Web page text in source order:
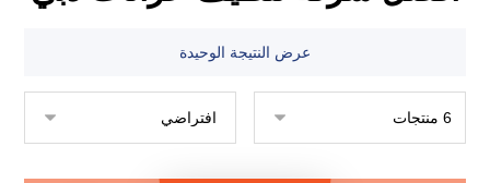
عرض النتيجة الوحيدة